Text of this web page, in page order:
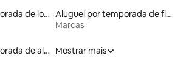
Aluguel por temporada de lofts
Aluguel por temporada de flats
Marcas
Aluguel por temporada de alojamentos ecológicos
Mostrar mais